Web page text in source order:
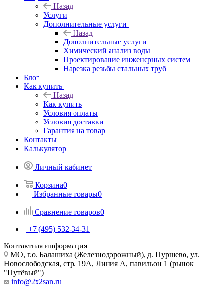
Назад
Услуги
Дополнительные услуги
Назад
Дополнительные услуги
Химический анализ воды
Проектирование инженерных систем
Нарезка резьбы стальных труб
Блог
Как купить
Назад
Как купить
Условия оплаты
Условия доставки
Гарантия на товар
Контакты
Калькулятор
Личный кабинет
Корзина0
Избранные товары0
Сравнение товаров0
+7 (495) 532‑34‑31
Контактная информация
МО, г.о. Балашиха (Железнодорожный), д. Пуршево, ул.
Новослободская, стр. 19А, Линия А, павильон 1 (рынок
"Путёвый")
info@2x2san.ru